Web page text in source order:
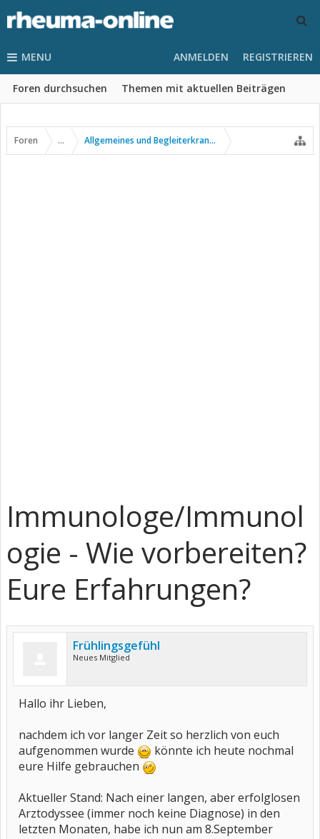
MENU
Foren durchsuchen Themen mit aktuellen Beiträgen
ANMELDEN REGISTRIEREN
Foren ... Allgemeines und Begleiterkrankungen
Immunologe/Immunol
ogie - Wie vorbereiten?
Eure Erfahrungen?
Frühlingsgefühl
Neues Mitglied
Hallo ihr Lieben,
nachdem ich vor langer Zeit so herzlich von euch
aufgenommen wurde
könnte ich heute nochmal
eure Hilfe gebrauchen
Aktueller Stand: Nach einer langen, aber erfolglosen
Arztodyssee (immer noch keine Diagnose) in den
letzten Monaten, habe ich nun am 8.September